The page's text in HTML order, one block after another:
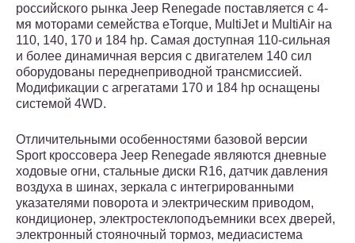
российского рынка Jeep Renegade поставляется с 4-
мя моторами семейства eTorque, MultiJet и MultiAir на
110, 140, 170 и 184 hp. Самая доступная 110-сильная
и более динамичная версия с двигателем 140 сил
оборудованы переднеприводной трансмиссией.
Модификации с агрегатами 170 и 184 hp оснащены
системой 4WD.
Отличительными особенностями базовой версии
Sport кроссовера Jeep Renegade являются дневные
ходовые огни, стальные диски R16, датчик давлeния
воздуха в шинах, зеркала с интегрированными
указателями поворота и электрическим приводом,
кондиционер, электростеклоподъемники всех дверей,
электронный стояночный тормоз, медиасистема